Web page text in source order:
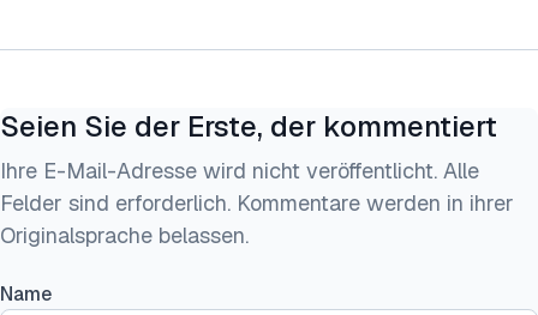
Seien Sie der Erste, der kommentiert
Ihre E-Mail-Adresse wird nicht veröffentlicht. Alle
Felder sind erforderlich. Kommentare werden in ihrer
Originalsprache belassen.
Name